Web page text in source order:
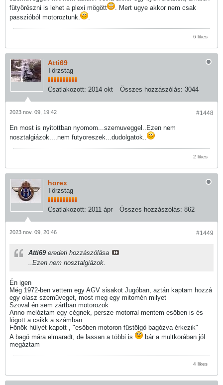
fütyörészni is lehet a plexi mögött
. Mert ugye akkor nem csak
passzióból motoroztunk.
.
6 likes
Atti69
Törzstag
Csatlakozott: 2014 okt Összes hozzászólás: 3044
#1448
2023 nov. 09, 19:42
En most is nyitottban nyomom...szemuveggel..Ezen nem
nosztalgiázok....nem futyoreszek...dudolgatok..
2 likes
horex
Törzstag
Csatlakozott: 2011 ápr Összes hozzászólás: 862
#1449
2023 nov. 09, 20:46
Atti69 eredeti hozzászólása
..Ezen nem nosztalgiázok.
Én igen
Még 1972-ben vettem egy AGV sisakot Jugóban, aztán kaptam hozzá
egy olasz szemüveget, most meg egy mitomén milyet
Szoval én sem zártban motorozok
Anno melóztam egy cégnek, persze motorral mentem esőben is és
lógott a csikk a számban
Főnök hülyét kapott , "esőben motoron füstölgő bagózva érkezik"
A bagó mára elmaradt, de lassan a többi is
bár a multkorában jól
megáztam
4 likes